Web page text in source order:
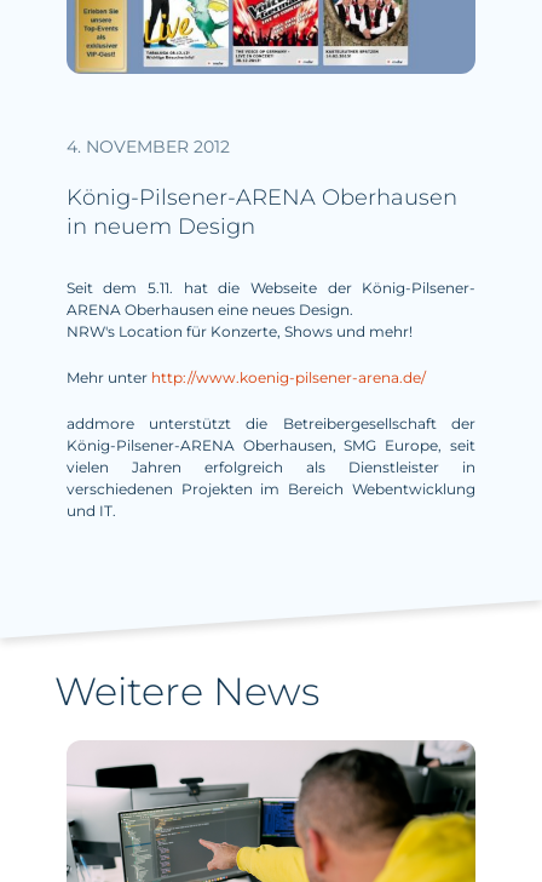
4. NOVEMBER 2012
König-Pilsener-ARENA Oberhausen
in neuem Design
Seit dem 5.11. hat die Webseite der König-Pilsener-
ARENA Oberhausen eine neues Design.
NRW's Location für Konzerte, Shows und mehr!
Mehr unter http://www.koenig-pilsener-arena.de/
addmore unterstützt die Betreibergesellschaft der
König-Pilsener-ARENA Oberhausen, SMG Europe, seit
vielen Jahren erfolgreich als Dienstleister in
verschiedenen Projekten im Bereich Webentwicklung
und IT.
Weitere News